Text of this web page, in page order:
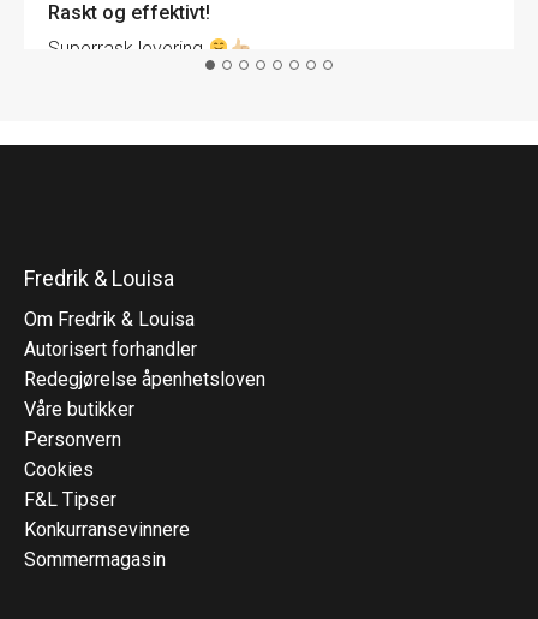
Raskt og effektivt!
Superrask levering
Fredrik & Louisa
Om Fredrik & Louisa
Autorisert forhandler
Redegjørelse åpenhetsloven
Våre butikker
Personvern
Cookies
F&L Tipser
Konkurransevinnere
Sommermagasin